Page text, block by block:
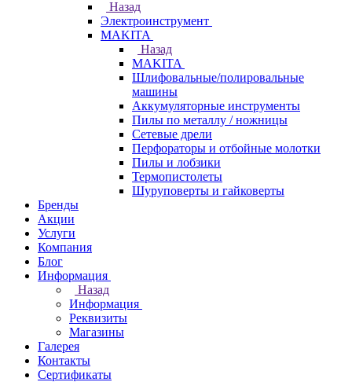
Назад
Электроинструмент
МAKITA
Назад
МAKITA
Шлифовальные/полировальные
машины
Аккумуляторные инструменты
Пилы по металлу / ножницы
Сетевые дрели
Перфораторы и отбойные молотки
Пилы и лобзики
Термопистолеты
Шуруповерты и гайковерты
Бренды
Акции
Услуги
Компания
Блог
Информация
Назад
Информация
Реквизиты
Магазины
Галерея
Контакты
Сертификаты